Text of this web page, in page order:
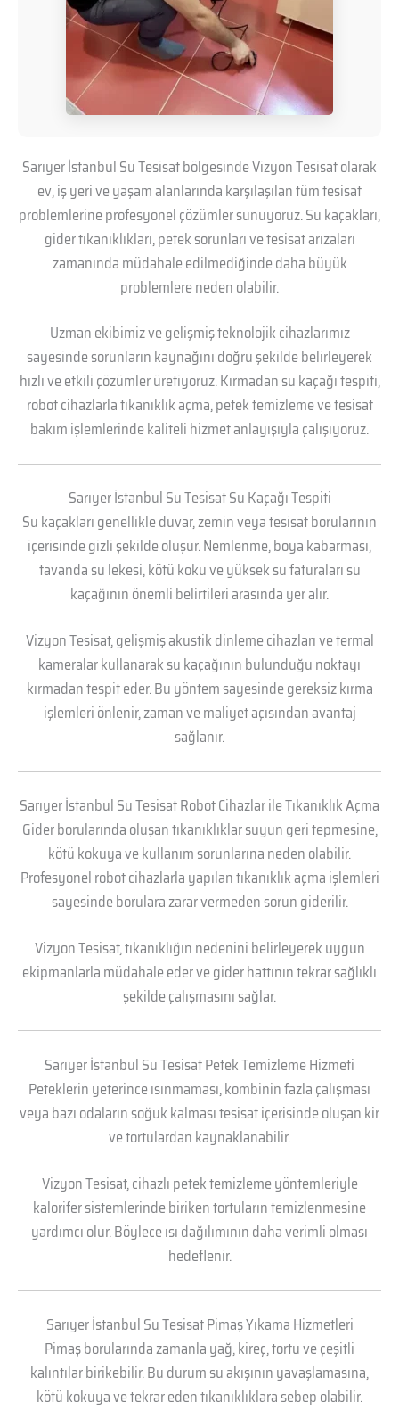
Sarıyer İstanbul Su Tesisat bölgesinde Vizyon Tesisat olarak
ev, iş yeri ve yaşam alanlarında karşılaşılan tüm tesisat
problemlerine profesyonel çözümler sunuyoruz. Su kaçakları,
gider tıkanıklıkları, petek sorunları ve tesisat arızaları
zamanında müdahale edilmediğinde daha büyük
problemlere neden olabilir.
Uzman ekibimiz ve gelişmiş teknolojik cihazlarımız
sayesinde sorunların kaynağını doğru şekilde belirleyerek
hızlı ve etkili çözümler üretiyoruz. Kırmadan su kaçağı tespiti,
robot cihazlarla tıkanıklık açma, petek temizleme ve tesisat
bakım işlemlerinde kaliteli hizmet anlayışıyla çalışıyoruz.
Sarıyer İstanbul Su Tesisat Su Kaçağı Tespiti
Su kaçakları genellikle duvar, zemin veya tesisat borularının
içerisinde gizli şekilde oluşur. Nemlenme, boya kabarması,
tavanda su lekesi, kötü koku ve yüksek su faturaları su
kaçağının önemli belirtileri arasında yer alır.
Vizyon Tesisat, gelişmiş akustik dinleme cihazları ve termal
kameralar kullanarak su kaçağının bulunduğu noktayı
kırmadan tespit eder. Bu yöntem sayesinde gereksiz kırma
işlemleri önlenir, zaman ve maliyet açısından avantaj
sağlanır.
Sarıyer İstanbul Su Tesisat Robot Cihazlar ile Tıkanıklık Açma
Gider borularında oluşan tıkanıklıklar suyun geri tepmesine,
kötü kokuya ve kullanım sorunlarına neden olabilir.
Profesyonel robot cihazlarla yapılan tıkanıklık açma işlemleri
sayesinde borulara zarar vermeden sorun giderilir.
Vizyon Tesisat, tıkanıklığın nedenini belirleyerek uygun
ekipmanlarla müdahale eder ve gider hattının tekrar sağlıklı
şekilde çalışmasını sağlar.
Sarıyer İstanbul Su Tesisat Petek Temizleme Hizmeti
Peteklerin yeterince ısınmaması, kombinin fazla çalışması
veya bazı odaların soğuk kalması tesisat içerisinde oluşan kir
ve tortulardan kaynaklanabilir.
Vizyon Tesisat, cihazlı petek temizleme yöntemleriyle
kalorifer sistemlerinde biriken tortuların temizlenmesine
yardımcı olur. Böylece ısı dağılımının daha verimli olması
hedeflenir.
Sarıyer İstanbul Su Tesisat Pimaş Yıkama Hizmetleri
Pimaş borularında zamanla yağ, kireç, tortu ve çeşitli
kalıntılar birikebilir. Bu durum su akışının yavaşlamasına,
kötü kokuya ve tekrar eden tıkanıklıklara sebep olabilir.